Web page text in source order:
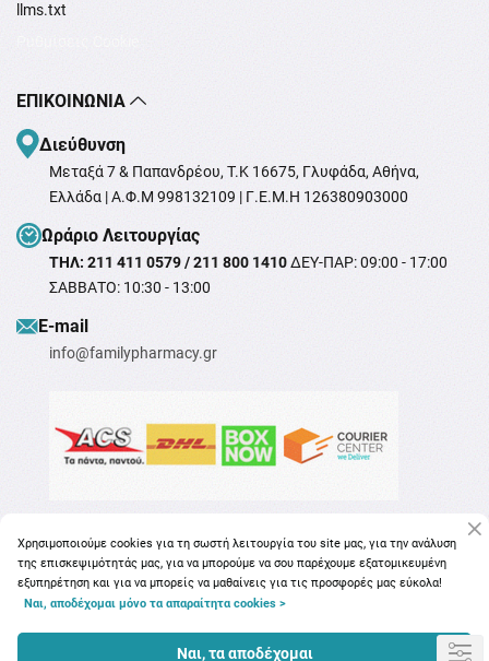
llms.txt
ΕΠΙΚΟΙΝΩΝΊΑ
Διεύθυνση
Μεταξά 7 & Παπανδρέου, T.K 16675, Γλυφάδα, Αθήνα,
Ελλάδα | Α.Φ.Μ 998132109 | Γ.Ε.Μ.Η 126380903000
Ωράριο Λειτουργίας
ΤΗΛ: 211 411 0579 / 211 800 1410ΔΕΥ-ΠΑΡ: 09:00 - 17:00
ΣΑΒΒΑΤΟ: 10:30 - 13:00
Ε-mail
info@familypharmacy.gr
Copyright © 2026
Χρησιμοποιούμε cookies για τη σωστή λειτουργία του site μας, για την ανάλυση
της επισκεψιμότητάς μας, για να μπορούμε να σου παρέχουμε εξατομικευμένη
εξυπηρέτηση και για να μπορείς να μαθαίνεις για τις προσφορές μας εύκολα!
Ναι, αποδέχομαι μόνο τα απαραίτητα cookies >
Ναι, τα αποδέχομαι